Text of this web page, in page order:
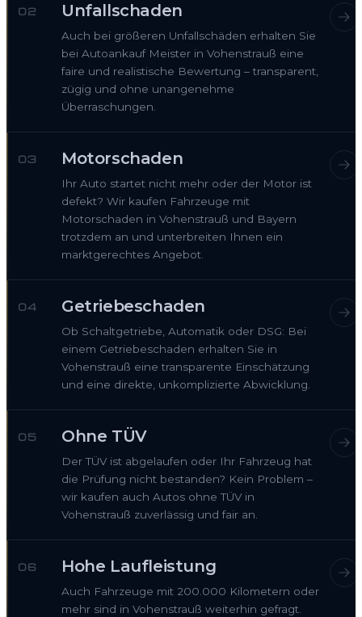
02 Unfallschaden
Auch bei größeren Unfallschäden erhalten Sie
bei Autoankauf Meister in Vohenstrauß eine
faire und realistische Bewertung – transparent,
zügig und ohne unangenehme
Überraschungen.
03 Motorschaden
Ihr Auto startet nicht mehr oder der Motor ist
defekt? Wir kaufen Fahrzeuge mit
Motorschaden in Vohenstrauß und Bayern
trotzdem an und unterbreiten Ihnen ein
marktgerechtes Angebot.
04 Getriebeschaden
Ob Schaltgetriebe, Automatik oder DSG: Bei
einem Getriebeschaden erhalten Sie in
Vohenstrauß eine transparente Einschätzung
und eine direkte, unkomplizierte Abwicklung.
05 Ohne TÜV
Der TÜV ist abgelaufen oder Ihr Fahrzeug hat
die Prüfung nicht bestanden? Kein Problem –
wir kaufen auch Autos ohne TÜV in
Vohenstrauß zuverlässig und fair an.
06 Hohe Laufleistung
Auch Fahrzeuge mit 200.000 Kilometern oder
mehr sind in Vohenstrauß weiterhin gefragt.